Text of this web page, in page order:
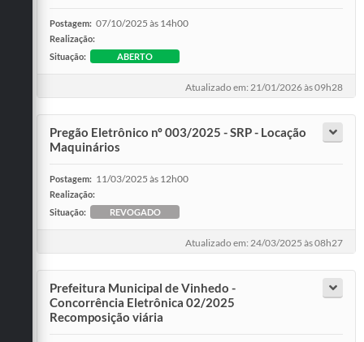
Postagem: 07/10/2025 às 14h00
Realização:
Situação:
ABERTO
Atualizado em: 21/01/2026 às 09h28
Pregão Eletrônico nº 003/2025 - SRP - Locação
Maquinários
Postagem: 11/03/2025 às 12h00
Realização:
Situação:
REVOGADO
Atualizado em: 24/03/2025 às 08h27
Prefeitura Municipal de Vinhedo -
Concorrência Eletrônica 02/2025
Recomposição viária